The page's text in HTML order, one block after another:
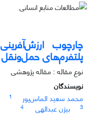
چارچوب
پلتفرم‌های حمل‌ونقل
نوع مقاله : مقاله پژوهشی
نویسندگان
محمد سعید الماس‌پور
1
3 بیژن عبدالهی
4